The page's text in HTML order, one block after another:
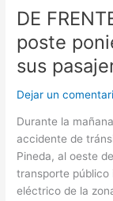
DE
poste
sus
Dejar un
Durante la
accidente de
Pineda, al oeste
transporte
eléctrico de la